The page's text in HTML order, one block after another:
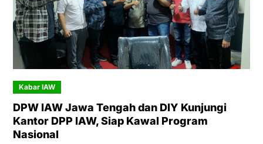
Kabar IAW
DPW IAW Jawa Tengah dan DIY Kunjungi
Kantor DPP IAW, Siap Kawal Program
Nasional